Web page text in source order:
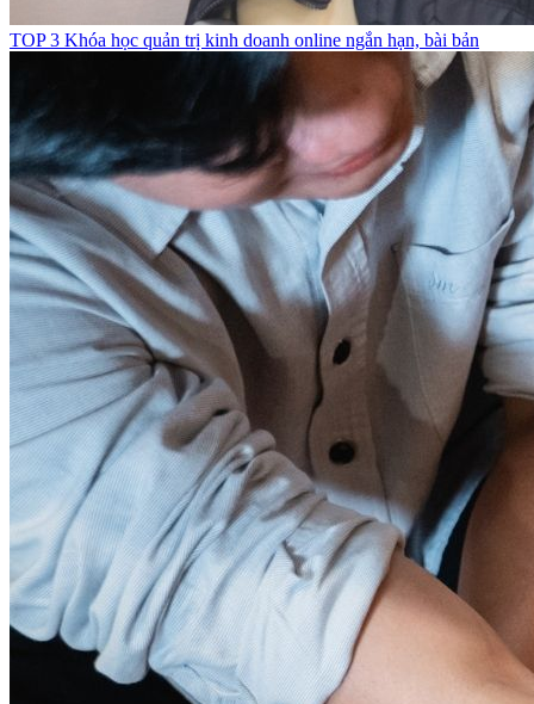
TOP 3 Khóa học quản trị kinh doanh online ngắn hạn, bài bản